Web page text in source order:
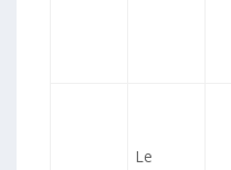
Le